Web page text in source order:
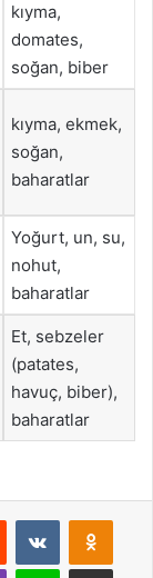
kıyma,
domates,
soğan, biber
kıyma, ekmek,
soğan,
baharatlar
Yoğurt, un, su,
nohut,
baharatlar
Et, sebzeler
(patates,
havuç, biber),
baharatlar
Reddit VKontakte
Viber Line E-Posta ile